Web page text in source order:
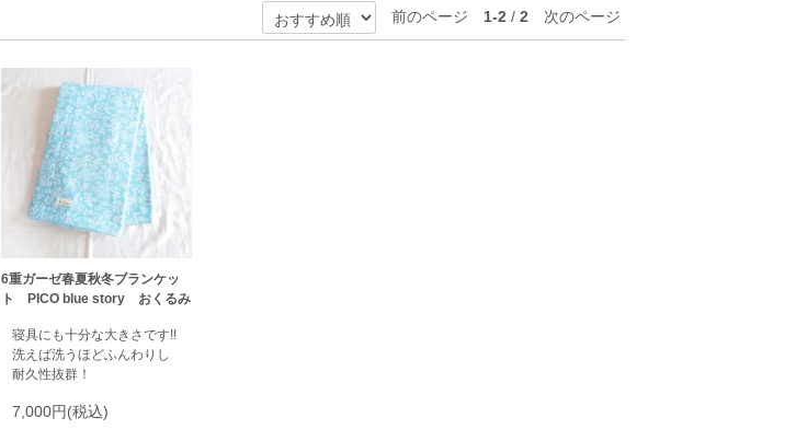
前のページ 1-2/2 次のページ
6重ガーゼ春夏秋冬ブランケッ
ト PICO blue story おくるみ
寝具にも十分な大きさです!!
洗えば洗うほどふんわりし
耐久性抜群！
7,000円(税込)